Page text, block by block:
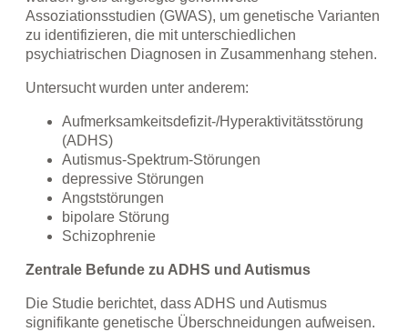
Assoziationsstudien (GWAS), um genetische Varianten
zu identifizieren, die mit unterschiedlichen
psychiatrischen Diagnosen in Zusammenhang stehen.
Untersucht wurden unter anderem:
Aufmerksamkeitsdefizit-/Hyperaktivitätsstörung
(ADHS)
Autismus-Spektrum-Störungen
depressive Störungen
Angststörungen
bipolare Störung
Schizophrenie
Zentrale Befunde zu ADHS und Autismus
Die Studie berichtet, dass ADHS und Autismus
signifikante genetische Überschneidungen aufweisen.